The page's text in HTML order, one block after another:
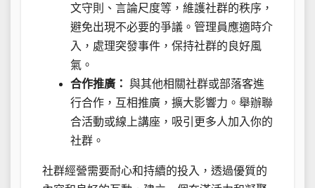
文守則、言論尺度等，維護社群的秩序，
避免出現不必要的爭議。管理員應適時介
入，處理突發事件，保持社群的良好風
氣。
合作推廣： 與其他相關社群或部落客進
行合作，互相推廣，擴大影響力。舉辦聯
合活動或線上講座，吸引更多人加入你的
社群。
社群經營需要耐心和持續的投入，透過優質的